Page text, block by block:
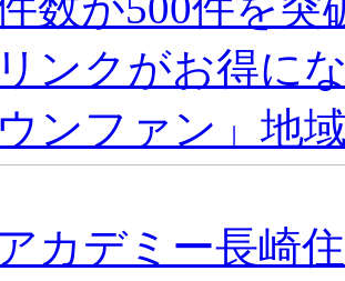
ンクがお得に
ウンファン」地
カデミー長崎